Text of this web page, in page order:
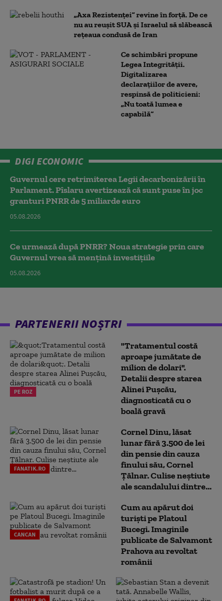
„Axa Rezistenței” revine în forță. De ce
nu au reușit SUA și Israelul să slăbească
rețeaua condusă de Iran
Ce schimbări propune
Legea Integrității.
Digitalizarea
declarațiilor de avere,
respinsă de politicieni:
„Nu toată lumea e
capabilă”
DIGI ECONOMIC
Guvernul cere retrimiterea Legii decarbonizării în
Parlament. Pîslaru avertizează că sunt puse în joc
granturi PNRR de 5 miliarde euro
05.08.2026
Ce urmează după PNRR? Noua strategie prin care
Guvernul vrea să mențină investițiile
05.08.2026
PARTENERII NOȘTRI
PE ROZ
"Tratamentul costă
aproape jumătate de
milion de dolari".
Detalii despre starea
Alinei Pușcău,
diagnosticată cu o
boală gravă
FANATIK.RO
Cornel Dinu, lăsat
lunar fără 3.500 de lei
din pensie din cauza
finului său, Cornel
Țălnar. Culise neștiute
ale scandalului dintre...
CANCAN
Cum au apărut doi
turiști pe Platoul
Bucegi. Imaginile
publicate de Salvamont
Prahova au revoltat
românii